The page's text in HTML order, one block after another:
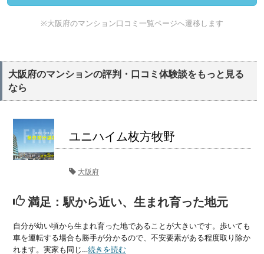
※大阪府のマンション口コミ一覧ページへ遷移します
大阪府のマンションの評判・口コミ体験談をもっと見る
なら
ユニハイム枚方牧野
大阪府
満足：駅から近い、生まれ育った地元
自分が幼い頃から生まれ育った地であることが大きいです。歩いても
車を運転する場合も勝手が分かるので、不安要素がある程度取り除か
れます。実家も同じ…続きを読む